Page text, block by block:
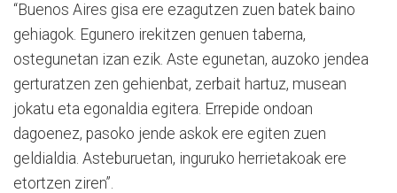
“Buenos Aires gisa ere ezagutzen zuen batek baino
gehiagok. Egunero irekitzen genuen taberna,
ostegunetan izan ezik. Aste egunetan, auzoko jendea
gerturatzen zen gehienbat, zerbait hartuz, musean
jokatu eta egonaldia egitera. Errepide ondoan
dagoenez, pasoko jende askok ere egiten zuen
geldialdia. Asteburuetan, inguruko herrietakoak ere
etortzen ziren”.